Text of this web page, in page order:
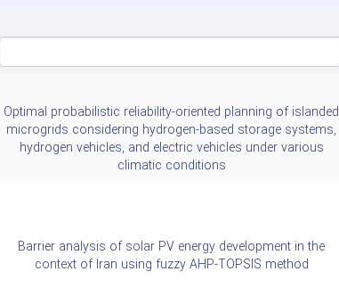
Optimal probabilistic reliability-oriented planning of islanded
microgrids considering hydrogen-based storage systems,
hydrogen vehicles, and electric vehicles under various
climatic conditions
Barrier analysis of solar PV energy development in the
context of Iran using fuzzy AHP-TOPSIS method